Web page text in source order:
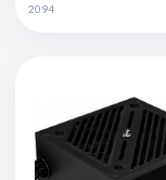
2094